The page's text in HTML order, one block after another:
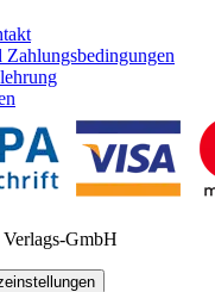
Zahlungsbedingungen
GmbH